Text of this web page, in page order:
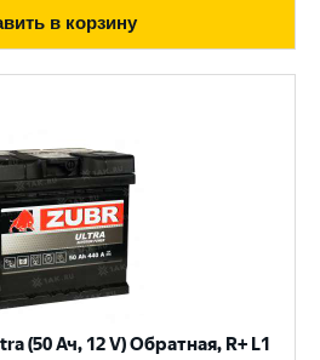
в корзину
(50 Ач, 12 V) Обратная, R+ L1